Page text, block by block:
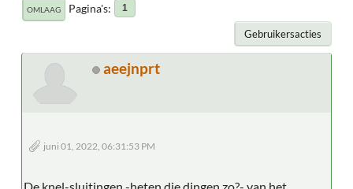
OMLAAG Pagina's 1
Gebruikersacties
aeejnprt
juni 01, 2022, 06:31:53 PM
De knel-sluitingen -heten die dingen zo?- van het